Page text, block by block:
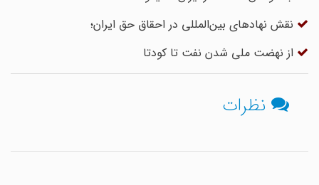
نقش نهادهای بین‌‌المللی در احقاق حق ایران؛
از نهضت ملی شدن نفت تا کودتا‌
نظرات